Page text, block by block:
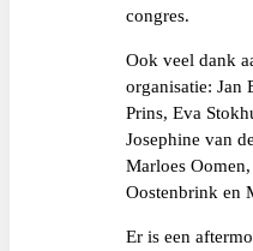
congres.
Ook veel dank
organisatie: Jan
Prins, Eva
Josephine van
Marloes
Oostenbrink en
Er is een